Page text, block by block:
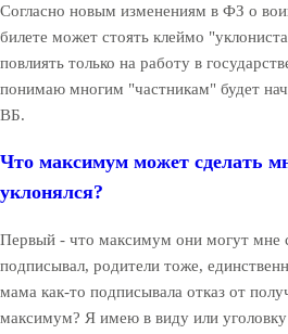
Согласно новым изменениям в ФЗ о
билете может стоять клеймо
повлиять только на работу в
понимаю многим "частникам" будет
ВБ.
Что максимум может сделать
уклонялся?
Первый - что максимум они могут мне
подписывал, родители тоже,
мама как-то подписывала отказ от
максимум? Я имею в виду или